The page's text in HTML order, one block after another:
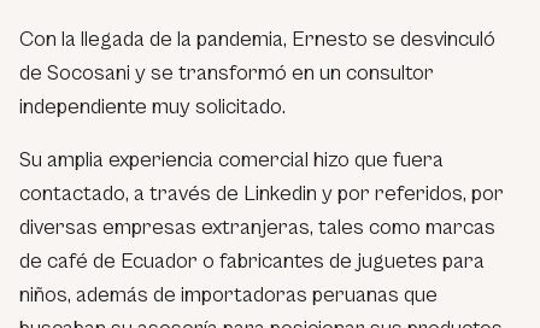
Con la llegada de la pandemia, Ernesto se desvinculó
de Socosani y se transformó en un consultor
independiente muy solicitado.
Su amplia experiencia comercial hizo que fuera
contactado, a través de Linkedin y por referidos, por
diversas empresas extranjeras, tales como marcas
de café de Ecuador o fabricantes de juguetes para
niños, además de importadoras peruanas que